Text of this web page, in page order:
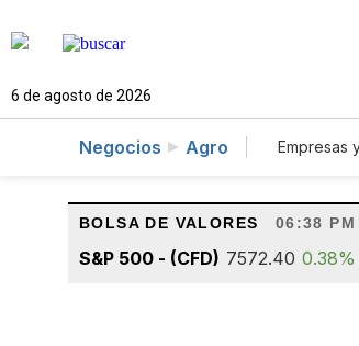
6 de agosto de 2026
Negocios Agro Empresas
BOLSA DE VALORES 06:38 PM
S&P 500 - (CFD) 7572.40 0.38%